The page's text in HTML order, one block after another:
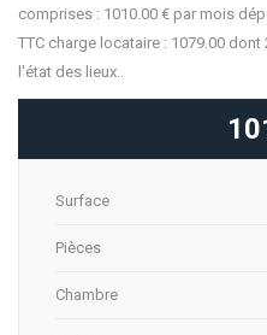
comprises : 1010.00 € par mois
TTC charge locataire : 1079.00
l'état des lieux..
Surface
Pièces
Chambre